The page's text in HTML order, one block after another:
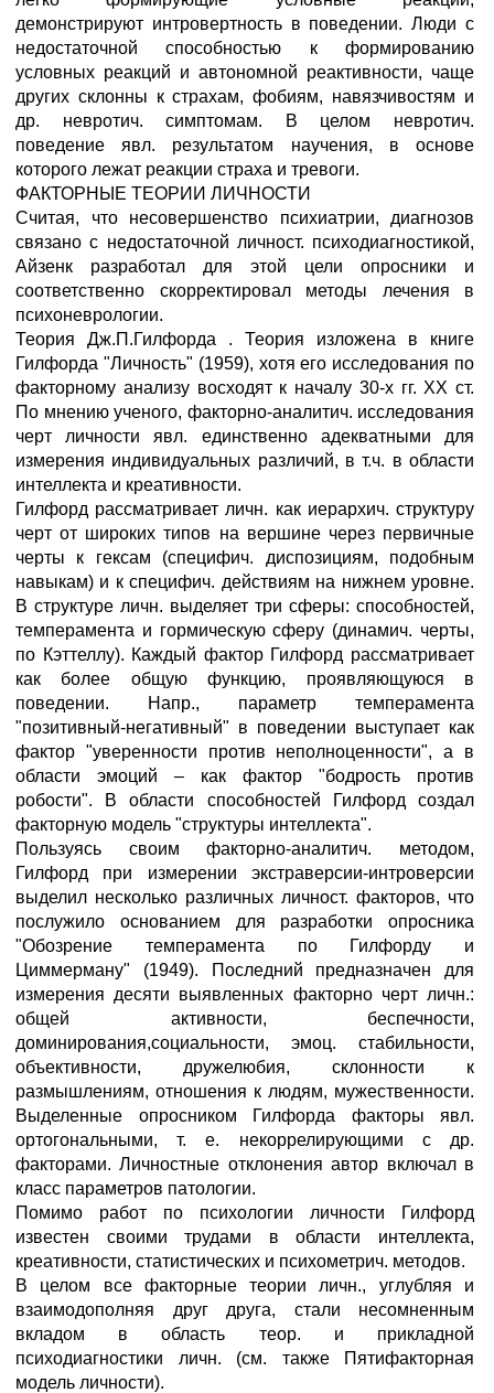
демонстрируют интровертность в поведении. Люди с
недостаточной способностью к формированию
условных реакций и автономной реактивности, чаще
других склонны к страхам, фобиям, навязчивостям и
др. невротич. симптомам. В целом невротич.
поведение явл. результатом научения, в основе
которого лежат реакции страха и тревоги.
ФАКТОРНЫЕ ТЕОРИИ ЛИЧНОСТИ
Считая, что несовершенство психиатрии, диагнозов
связано с недостаточной личност. психодиагностикой,
Айзенк разработал для этой цели опросники и
соответственно скорректировал методы лечения в
психоневрологии.
Теория Дж.П.Гилфорда . Теория изложена в книге
Гилфорда "Личность" (1959), хотя его исследования по
факторному анализу восходят к началу 30-х гг. XX ст.
По мнению ученого, факторно-аналитич. исследования
черт личности явл. единственно адекватными для
измерения индивидуальных различий, в т.ч. в области
интеллекта и креативности.
Гилфорд рассматривает личн. как иерархич. структуру
черт от широких типов на вершине через первичные
черты к гексам (специфич. диспозициям, подобным
навыкам) и к специфич. действиям на нижнем уровне.
В структуре личн. выделяет три сферы: способностей,
темперамента и гормическую сферу (динамич. черты,
по Кэттеллу). Каждый фактор Гилфорд рассматривает
как более общую функцию, проявляющуюся в
поведении. Напр., параметр темперамента
"позитивный-негативный" в поведении выступает как
фактор "уверенности против неполноценности", а в
области эмоций – как фактор "бодрость против
робости". В области способностей Гилфорд создал
факторную модель "структуры интеллекта".
Пользуясь своим факторно-аналитич. методом,
Гилфорд при измерении экстраверсии-интроверсии
выделил несколько различных личност. факторов, что
послужило основанием для разработки опросника
"Обозрение темперамента по Гилфорду и
Циммерману" (1949). Последний предназначен для
измерения десяти выявленных факторно черт личн.:
общей активности, беспечности,
доминирования,социальности, эмоц. стабильности,
объективности, дружелюбия, склонности к
размышлениям, отношения к людям, мужественности.
Выделенные опросником Гилфорда факторы явл.
ортогональными, т. е. некоррелирующими с др.
факторами. Личностные отклонения автор включал в
класс параметров патологии.
Помимо работ по психологии личности Гилфорд
известен своими трудами в области интеллекта,
креативности, статистических и психометрич. методов.
В целом все факторные теории личн., углубляя и
взаимодополняя друг друга, стали несомненным
вкладом в область теор. и прикладной
психодиагностики личн. (см. также Пятифакторная
модель личности).